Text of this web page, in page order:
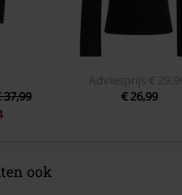
37,99
Adviesprijs
€ 29,99
€ 26,99
ook